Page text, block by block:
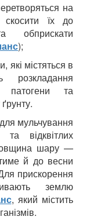
на
їх до
обприскати
);
які містяться в
розкладання
патогени та
мульчування
відквітлих
товщина шару —
й до весни
прискорення
землю
, який містить